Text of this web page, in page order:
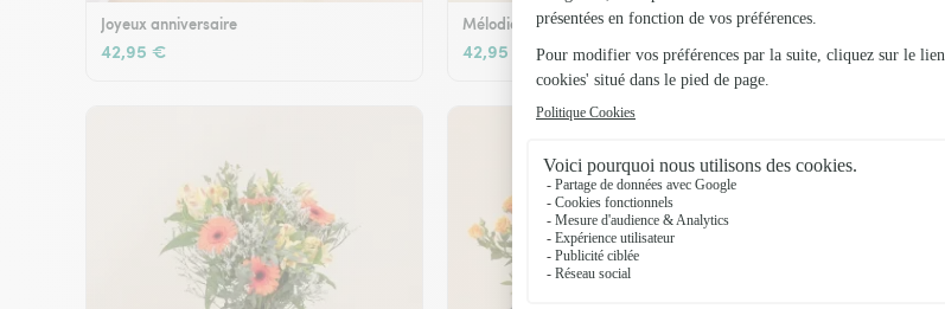
Joyeux anniversaire
42,95 €
Mélodie et son vase offert
42,95 € 36,95 €